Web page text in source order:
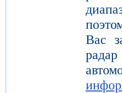
Вас